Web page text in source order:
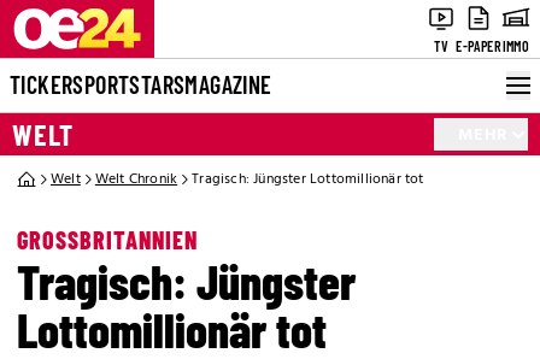
TV E-PAPERIMMO
TICKERSPORTSTARSMAGAZINE
WELT
Welt Welt Chronik Tragisch: Jüngster Lottomillionär tot
GROSSBRITANNIEN
Tragisch: Jüngster
Lottomillionär tot